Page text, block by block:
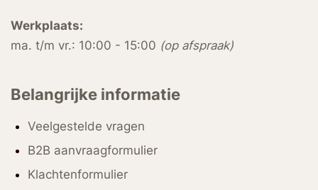
Werkplaats:
ma. t/m vr.: 10:00 - 15:00 (op afspraak)
Belangrijke informatie
Veelgestelde vragen
B2B aanvraagformulier
Klachtenformulier